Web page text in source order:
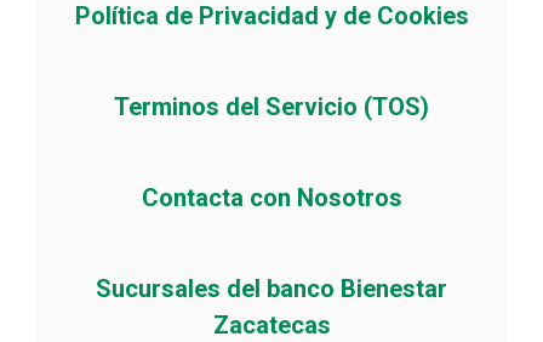
Política de Privacidad y de Cookies
Terminos del Servicio (TOS)
Contacta con Nosotros
Sucursales del banco Bienestar
Zacatecas